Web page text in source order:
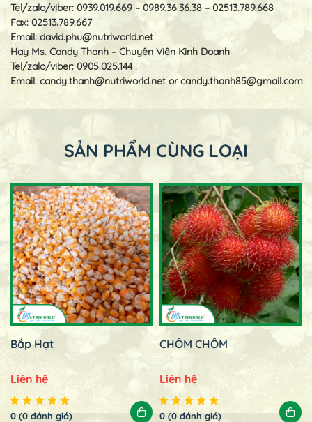
Tel/zalo/viber: 0939.019.669 – 0989.36.36.38 – 02513.789.668
Fax: 02513.789.667
Email: david.phu@nutriworld.net
Hay Ms. Candy Thanh – Chuyên Viên Kinh Doanh
Tel/zalo/viber: 0905.025.144 .
Email: candy.thanh@nutriworld.net orcandy.thanh85@gmail.com
SẢN PHẨM CÙNG LOẠI
Bắp Hạt
Liên hệ
0 (0 đánh giá)
CHÔM CHÔM
Liên hệ
0 (0 đánh giá)